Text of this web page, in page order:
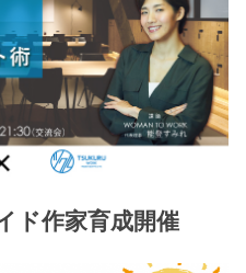
ド作家育成開催